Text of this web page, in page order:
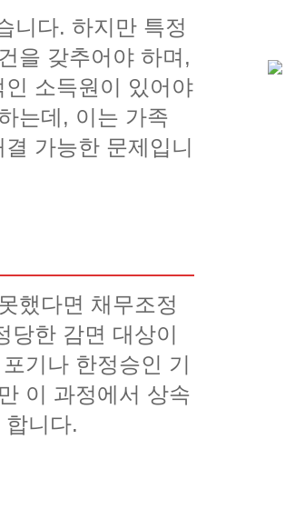
니다. 하지만 특정
을 갖추어야 하며,
소득원이 있어야
는데, 이는 가족
가능한 문제입니
했다면 채무조정
당한 감면 대상이
기나 한정승인 기
이 과정에서 상속
니다.